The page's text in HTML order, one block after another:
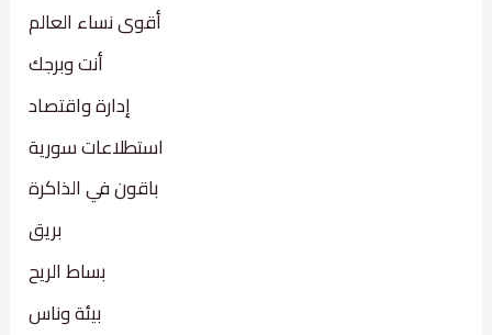
أقوى نساء العالم
أنت وبرجك
إدارة واقتصاد
استطلاعات سورية
باقون في الذاكرة
بريق
بساط الريح
بيئة وناس